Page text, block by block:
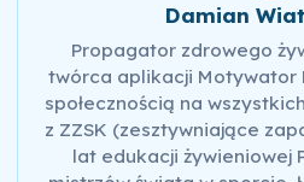
Damian
Propagator zdrowego
twórca aplikacji Motywator
społecznością na
z ZZSK (zesztywniające
lat edukacji żywieniowej